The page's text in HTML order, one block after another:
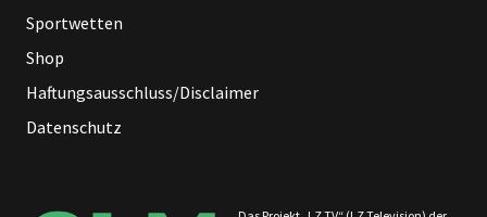
Sportwetten
Shop
Haftungsausschluss/Disclaimer
Datenschutz